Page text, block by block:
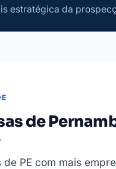
estratégica da
de
de PE com mais